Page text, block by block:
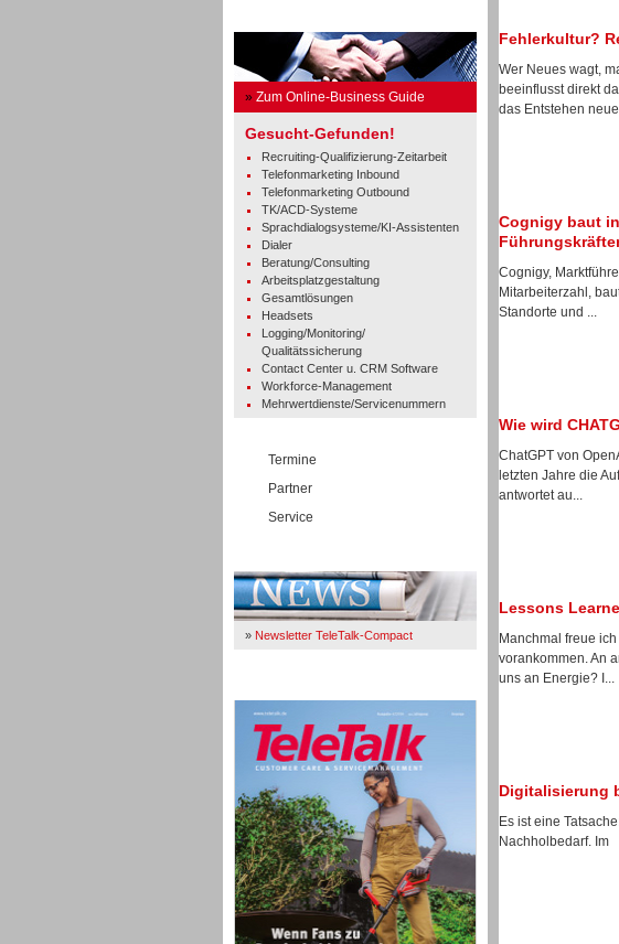
» Zum Online-Business Guide
Gesucht-Gefunden!
Recruiting-Qualifizierung-Zeitarbeit
Telefonmarketing Inbound
Telefonmarketing Outbound
TK/ACD-Systeme
Sprachdialogsysteme/KI-Assistenten
Dialer
Beratung/Consulting
Arbeitsplatzgestaltung
Gesamtlösungen
Headsets
Logging/Monitoring/
Qualitätssicherung
Contact Center u. CRM Software
Workforce-Management
Mehrwertdienste/Servicenummern
Termine
Partner
Service
» Newsletter TeleTalk-Compact
Fehlerkultur?
Wer Neues wagt,
beeinflusst direkt
das Entstehen
Cognigy baut
Cognigy,
Mitarbeiterzahl,
Standorte und ...
Wie wird
ChatGPT von
letzten Jahre die
antwortet au...
Lessons
Manchmal freue
vorankommen. An
uns an Energie? I...
Digitalisierung
Es ist eine
Nachholbedarf. Im